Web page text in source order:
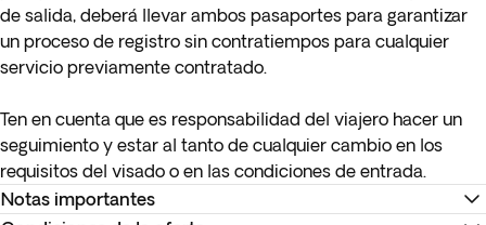
de salida, deberá llevar ambos pasaportes para garantizar
un proceso de registro sin contratiempos para cualquier
servicio previamente contratado.
Ten en cuenta que es responsabilidad del viajero hacer un
seguimiento y estar al tanto de cualquier cambio en los
requisitos del visado o en las condiciones de entrada.
Notas importantes